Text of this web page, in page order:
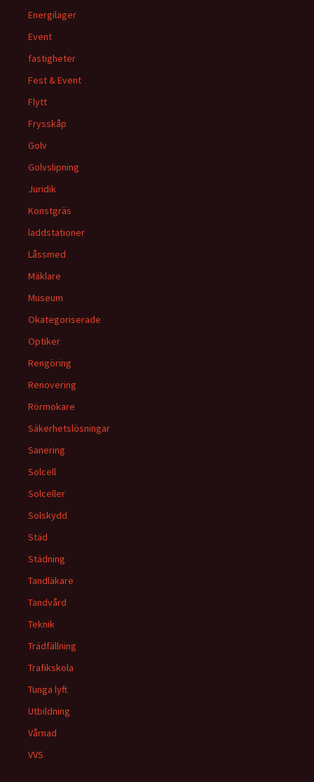
Energilager
Event
fastigheter
Fest & Event
Flytt
Frysskåp
Golv
Golvslipning
Juridik
Konstgräs
laddstationer
Låssmed
Mäklare
Museum
Okategoriserade
Optiker
Rengöring
Renovering
Rörmokare
Säkerhetslösningar
Sanering
Solcell
Solceller
Solskydd
Städ
Städning
Tandläkare
Tandvård
Teknik
Trädfällning
Trafikskola
Tunga lyft
Utbildning
Vårnad
VVS